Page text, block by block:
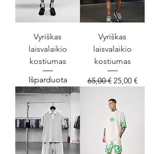
Vyriškas
laisvalaikio
kostiumas
Išparduota
Vyriškas
laisvalaikio
kostiumas
Įprastinė kaina
65,00 € Pardavimo
25,00 €